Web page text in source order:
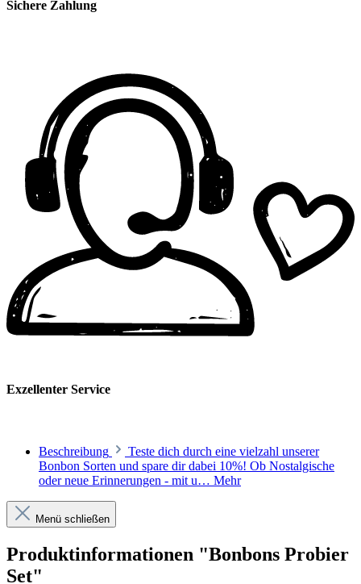
Sichere Zahlung
Exzellenter Service
Beschreibung
Teste dich durch eine vielzahl unserer
Bonbon Sorten und spare dir dabei 10%! Ob Nostalgische
oder neue Erinnerungen - mit u… Mehr
Menü schließen
Produktinformationen "Bonbons Probier
Set"